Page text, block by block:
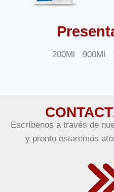
200Ml 900Ml
Escríbenos a través de
y pronto estaremos